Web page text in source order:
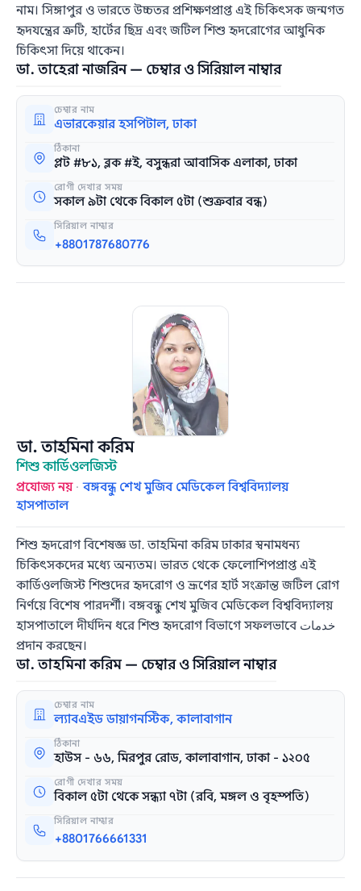
নাম। সিঙ্গাপুর ও ভারতে উচ্চতর প্রশিক্ষণপ্রাপ্ত এই চিকিৎসক জন্মগত
হৃদযন্ত্রের ত্রুটি, হার্টের ছিদ্র এবং জটিল শিশু হৃদরোগের আধুনিক
চিকিৎসা দিয়ে থাকেন।
ডা. তাহেরা নাজরিন — চেম্বার ও সিরিয়াল নাম্বার
চেম্বার নাম
এভারকেয়ার হসপিটাল, ঢাকা
ঠিকানা
প্লট #৮১, ব্লক #ই, বসুন্ধরা আবাসিক এলাকা, ঢাকা
রোগী দেখার সময়
সকাল ৯টা থেকে বিকাল ৫টা (শুক্রবার বন্ধ)
সিরিয়াল নাম্বার
+8801787680776
ডা. তাহমিনা করিম
শিশু কার্ডিওলজিস্ট
প্রযোজ্য নয় ·বঙ্গবন্ধু শেখ মুজিব মেডিকেল বিশ্ববিদ্যালয়
হাসপাতাল
শিশু হৃদরোগ বিশেষজ্ঞ ডা. তাহমিনা করিম ঢাকার স্বনামধন্য
চিকিৎসকদের মধ্যে অন্যতম। ভারত থেকে ফেলোশিপপ্রাপ্ত এই
কার্ডিওলজিস্ট শিশুদের হৃদরোগ ও ভ্রূণের হার্ট সংক্রান্ত জটিল রোগ
নির্ণয়ে বিশেষ পারদর্শী। বঙ্গবন্ধু শেখ মুজিব মেডিকেল বিশ্ববিদ্যালয়
হাসপাতালে দীর্ঘদিন ধরে শিশু হৃদরোগ বিভাগে সফলভাবে خدمات
প্রদান করছেন।
ডা. তাহমিনা করিম — চেম্বার ও সিরিয়াল নাম্বার
চেম্বার নাম
ল্যাবএইড ডায়াগনস্টিক, কালাবাগান
ঠিকানা
হাউস - ৬৬, মিরপুর রোড, কালাবাগান, ঢাকা - ১২০৫
রোগী দেখার সময়
বিকাল ৫টা থেকে সন্ধ্যা ৭টা (রবি, মঙ্গল ও বৃহস্পতি)
সিরিয়াল নাম্বার
+8801766661331